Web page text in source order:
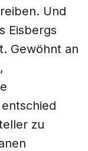
Und
Eisbergs
Gewöhnt an
zu